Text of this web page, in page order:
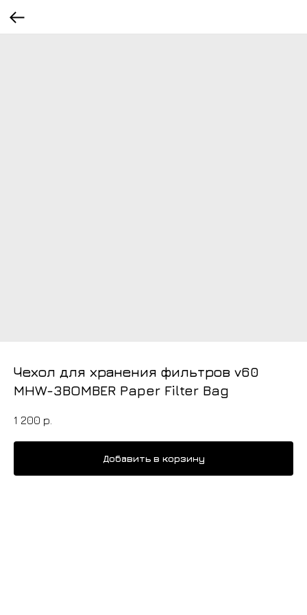
Чехол для хранения фильтров v60
MHW-3BOMBER Paper Filter Bag
1 200 р.
Добавить в корзину